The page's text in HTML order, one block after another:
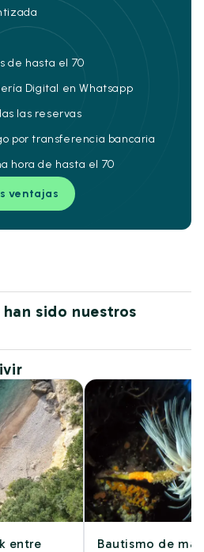
de hasta el 70
Digital en Whatsapp
las reservas
por transferencia bancaria
hora de hasta el 70
ventajas
sido nuestros
entre
Bautismo de mar